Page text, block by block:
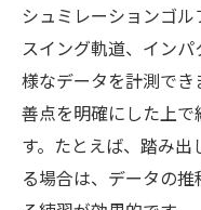
データを駆
練習の流れ
シュミレー
実践する方法
データ計測から
シュミレ
シュミレーションゴ
スイング軌道、イン
様なデータを計測で
善点を明確にした上
す。たとえば、踏み
る場合は、データの